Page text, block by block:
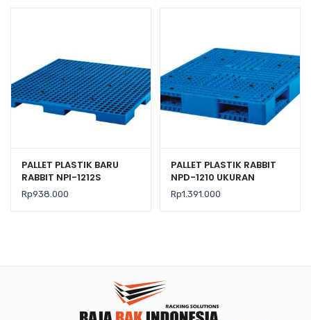
PALLET PLASTIK BARU
RABBIT NPI-1212S
UKURAN 120x120x7,5 CM
FLOORING ONLY
Rp938.000
PALLET PLASTIK RABBIT
NPD-1210 UKURAN
120x100x15 CM
Rp1.391.000